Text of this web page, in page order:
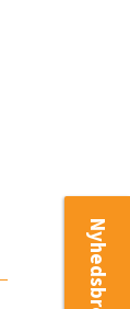
Nyhedsbrev